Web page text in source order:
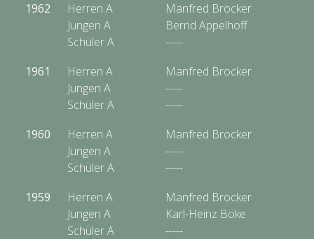
1962
Herren A
Jungen A
Schüler A
Manfred Brocker
Bernd Appelhoff
-----
1961
Herren A
Jungen A
Schüler A
Manfred Brocker
-----
-----
1960
Herren A
Jungen A
Schüler A
Manfred Brocker
-----
-----
1959
Herren A
Jungen A
Schüler A
Manfred Brocker
Karl-Heinz Böke
-----